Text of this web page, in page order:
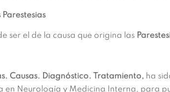
Parestesias
ser el de la causa que origina las
Causas. Diagnóstico. Tratamiento, ha
en Neurología y Medicina Interna, para